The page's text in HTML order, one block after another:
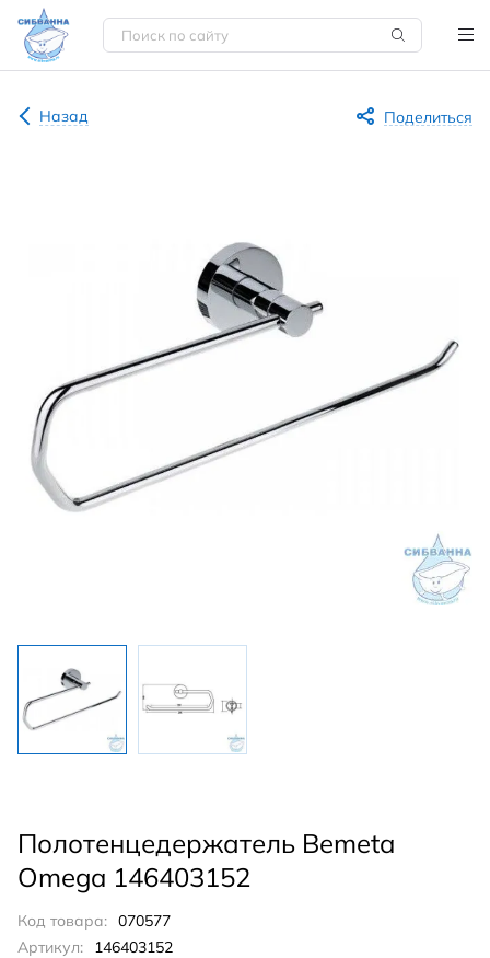
Назад Поделиться
Полотенцедержатель Bemeta
Omega 146403152
Код товара: 070577
Артикул:
146403152